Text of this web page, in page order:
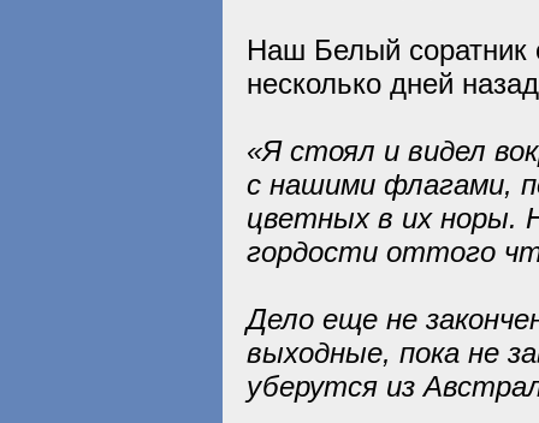
Наш Белый соратник
несколько дней
«Я стоял и видел
с нашими флагами,
цветных в их норы.
гордости оттого
Дело еще не
выходные, пока не
уберутся из